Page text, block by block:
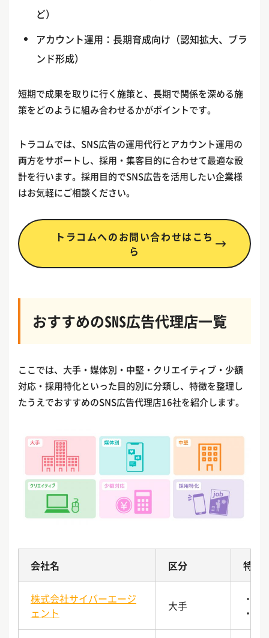
ど）
アカウント運用：長期育成向け（認知拡大、ブラ
ンド形成）
短期で成果を取りに行く施策と、長期で関係を深める施
策をどのように組み合わせるかがポイントです。
トラコムでは、SNS広告の運用代行とアカウント運用の
両方をサポートし、採用・集客目的に合わせて最適な設
計を行います。採用目的でSNS広告を活用したい企業様
はお気軽にご相談ください。
トラコムへのお問い合わせはこち
ら
おすすめのSNS広告代理店一覧
ここでは、大手・媒体別・中堅・クリエイティブ・少額
対応・採用特化といった目的別に分類し、特徴を整理し
たうえでおすすめのSNS広告代理店16社を紹介します。
会社名 区分 特徴
株式会社サイバーエージ
ェント
大手
・大
・複